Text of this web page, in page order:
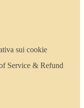
sui cookie
Service & Refund